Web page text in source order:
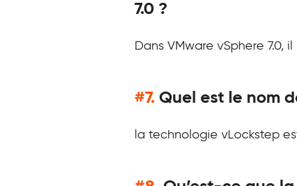
7.0 ?
Dans VMware vSphere 7.0,
#7. Quel est le nom
la technologie vLockstep